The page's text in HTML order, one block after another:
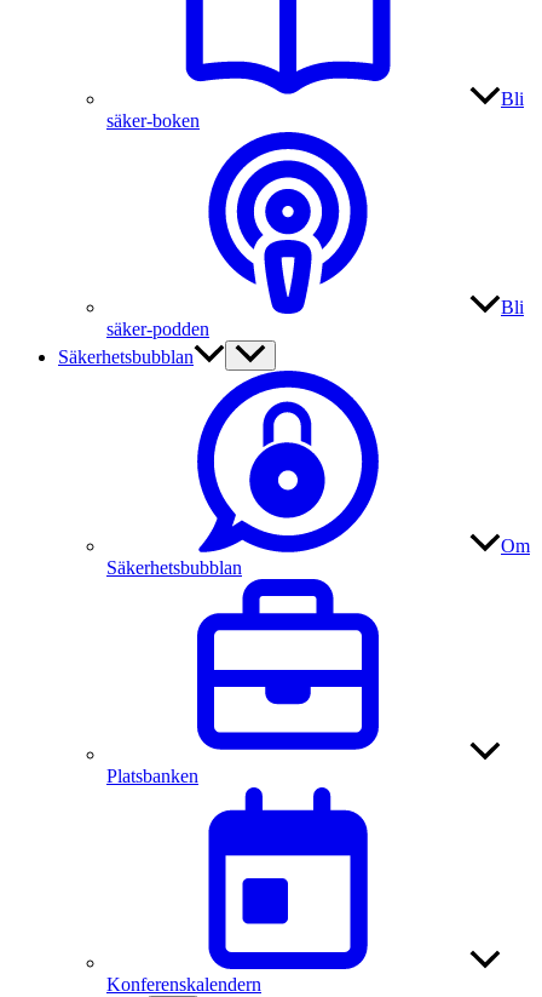
Bli
säker-boken
Bli
säker-podden
Säkerhetsbubblan
Om
Säkerhetsbubblan
Platsbanken
Konferenskalendern